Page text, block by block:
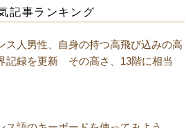
記事ランキング
ス人男性、自身の持つ高飛び込みの高
記録を更新 その高さ、13階に相当